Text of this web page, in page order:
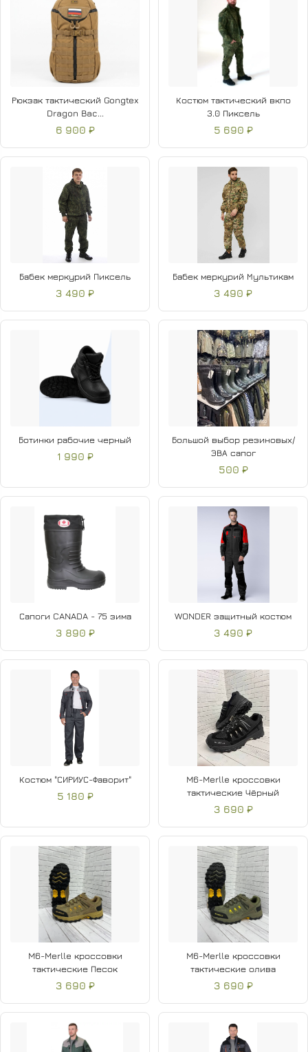
Рюкзак тактический Gongtex
Dragon Bac...
6 900 ₽
Костюм тактический вкпо
3.0 Пиксель
5 690 ₽
Бабек меркурий Пиксель
3 490 ₽
Бабек меркурий Мультикам
3 490 ₽
Ботинки рабочие черный
1 990 ₽
Большой выбор резиновых/
ЭВА сапог
500 ₽
Сапоги CANADA - 75 зима
3 890 ₽
WONDER защитный костюм
3 490 ₽
Костюм "СИРИУС-Фаворит"
5 180 ₽
M6-Merlle кроссовки
тактические Чёрный
3 690 ₽
M6-Merlle кроссовки
тактические Песок
3 690 ₽
M6-Merlle кроссовки
тактические олива
3 690 ₽